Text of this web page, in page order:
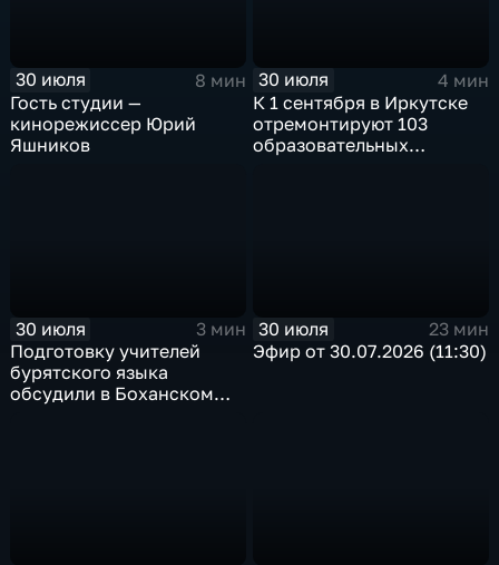
30 июля
8 мин
Гость студии —
кинорежиссер Юрий
Яшников
30 июля
4 мин
К 1 сентября в Иркутске
отремонтируют 103
образовательных
30 июля
3 мин
Подготовку учителей
бурятского языка
обсудили в Боханском
30 июля
23 мин
Эфир от 30.07.2026 (11:30)